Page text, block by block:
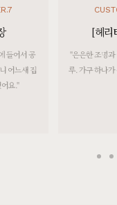
된 하루하
지 정돈해
[헤리티
"햇살 가득한
는 안정감이
[[
8월 5일